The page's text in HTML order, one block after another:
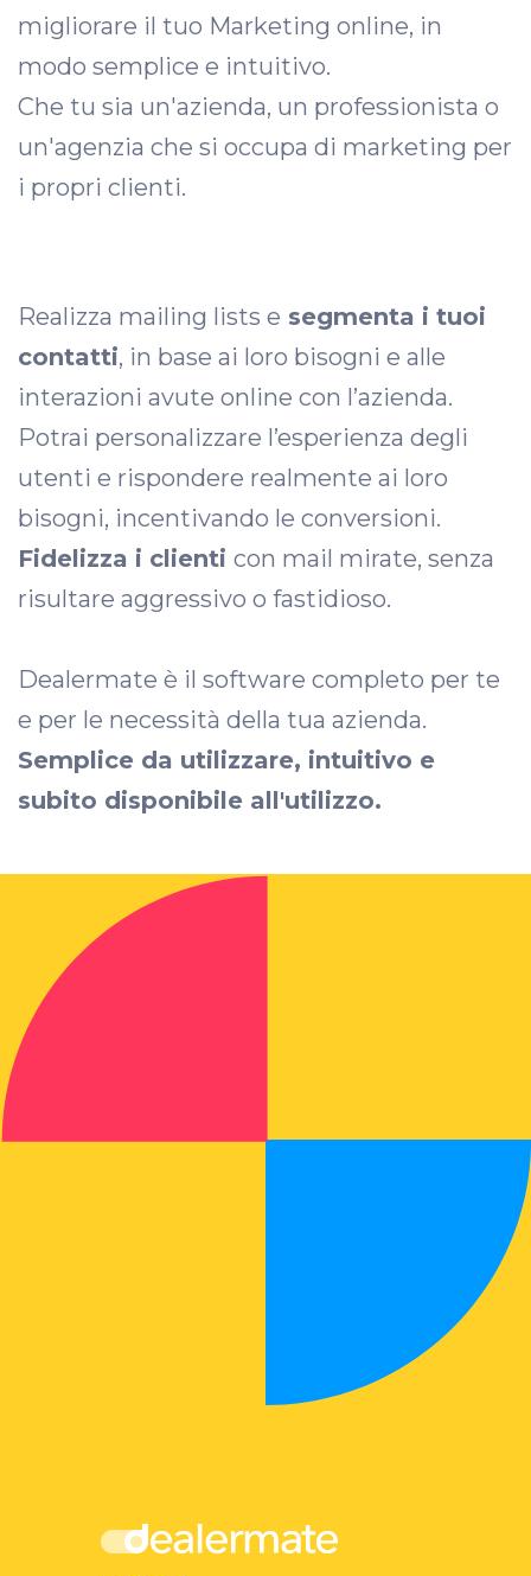
migliorare il tuo Marketing online, in
modo semplice e intuitivo.
Che tu sia un'azienda, un professionista o
un'agenzia che si occupa di marketing per
i propri clienti.
Realizza mailing lists e segmenta i tuoi
contatti, in base ai loro bisogni e alle
interazioni avute online con l’azienda.
Potrai personalizzare l’esperienza degli
utenti e rispondere realmente ai loro
bisogni, incentivando le conversioni.
Fidelizza i clienti con mail mirate, senza
risultare aggressivo o fastidioso.
Dealermate è il software completo per te
e per le necessità della tua azienda.
Semplice da utilizzare, intuitivo e
subito disponibile all'utilizzo.